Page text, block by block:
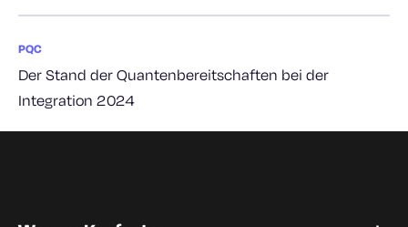
PQC
Der Stand der Quantenbereitschaften bei der
Integration 2024